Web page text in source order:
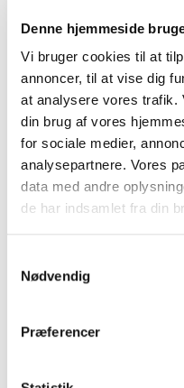
Denne hjemmeside
Vi bruger cookies til at
annoncer, til at vise dig
at analysere vores trafik.
din brug af vores
for sociale medier,
analysepartnere. Vores
data med andre
de har indsamlet fra din
Nødvendig
Præferencer
BANNERSYSTEMER OG ROLL &
Model 255 – Øje ophæng til
lofts montage
kr.35,00
Model 255 – Sæt af 4 stk.